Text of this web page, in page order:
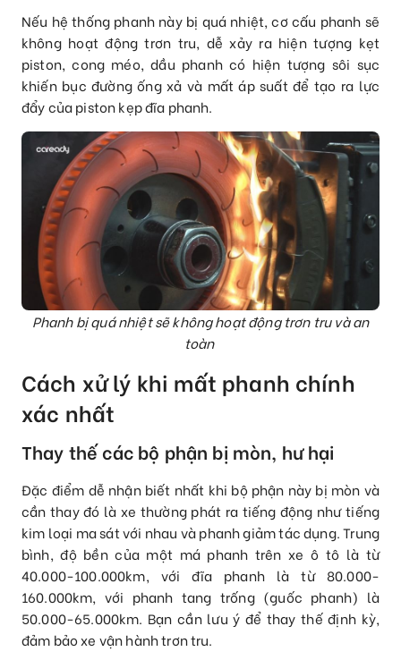
Nếu hệ thống phanh này bị quá nhiệt, cơ cấu phanh sẽ
không hoạt động trơn tru, dễ xảy ra hiện tượng kẹt
piston, cong méo, dầu phanh có hiện tượng sôi sục
khiến bục đường ống xả và mất áp suất để tạo ra lực
đẩy của piston kẹp đĩa phanh.
Phanh bị quá nhiệt sẽ không hoạt động trơn tru và an
toàn
Cách xử lý khi mất phanh chính
xác nhất
Thay thế các bộ phận bị mòn, hư hại
Đặc điểm dễ nhận biết nhất khi bộ phận này bị mòn và
cần thay đó là xe thường phát ra tiếng động như tiếng
kim loại ma sát với nhau và phanh giảm tác dụng. Trung
bình, độ bền của một má phanh trên xe ô tô là từ
40.000-100.000km, với đĩa phanh là từ 80.000-
160.000km, với phanh tang trống (guốc phanh) là
50.000-65.000km. Bạn cần lưu ý để thay thế định kỳ,
đảm bảo xe vận hành trơn tru.